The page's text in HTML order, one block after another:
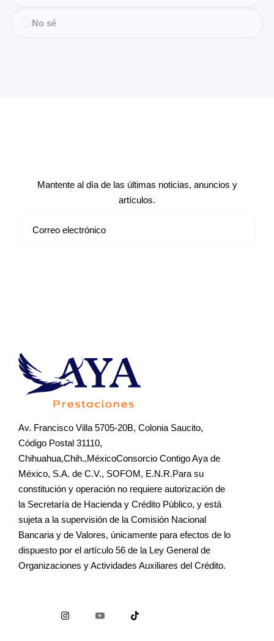
No sé
Mantente al día de las últimas noticias, anuncios y
artículos.
Av. Francisco Villa 5705-20B, Colonia Saucito,
Código Postal 31110,
Chihuahua,Chih.,MéxicoConsorcio Contigo Aya de
México, S.A. de C.V., SOFOM, E.N.R.Para su
constitución y operación no requiere autorización de
la Secretaría de Hacienda y Crédito Público, y está
sujeta a la supervisión de la Comisión Nacional
Bancaria y de Valores, únicamente para efectos de lo
dispuesto por el artículo 56 de la Ley General de
Organizaciones y Actividades Auxiliares del Crédito.